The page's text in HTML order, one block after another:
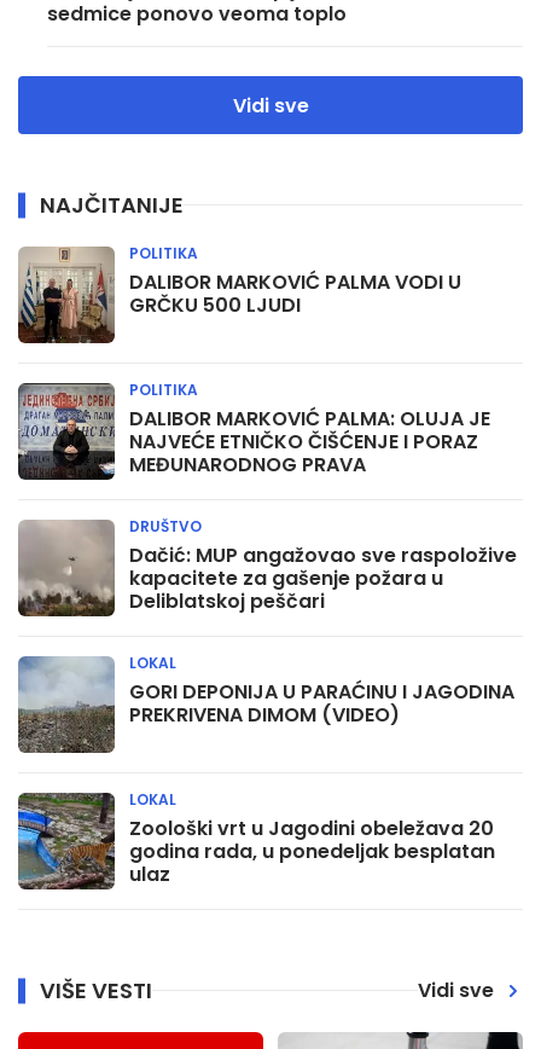
sedmice ponovo veoma toplo
Vidi sve
NAJČITANIJE
DALIBOR MARKOVIĆ PALMA VODI U
GRČKU 500 LJUDI
POLITIKA
DALIBOR MARKOVIĆ PALMA: OLUJA JE
NAJVEĆE ETNIČKO ČIŠĆENJE I PORAZ
MEĐUNARODNOG PRAVA
POLITIKA
Dačić: MUP angažovao sve raspoložive
kapacitete za gašenje požara u
Deliblatskoj peščari
DRUŠTVO
GORI DEPONIJA U PARAĆINU I JAGODINA
PREKRIVENA DIMOM (VIDEO)
LOKAL
Zoološki vrt u Jagodini obeležava 20
godina rada, u ponedeljak besplatan
ulaz
LOKAL
VIŠE VESTI Vidi sve